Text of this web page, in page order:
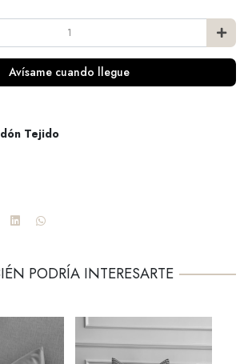
Avísame cuando llegue
Tejido
PODRÍA INTERESARTE